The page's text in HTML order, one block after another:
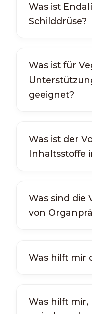
Was ist
Schilddrüse?
Was ist für
geeignet?
Was ist der
Inhaltsstoffe
Was sind die
von
Was hilft mir
Was hilft mir,